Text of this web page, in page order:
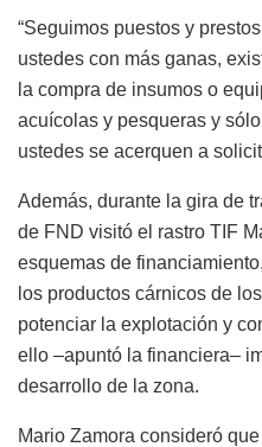
“Seguimos puestos y
ustedes con más ganas,
la compra de insumos o
acuícolas y pesqueras y
ustedes se acerquen a
Además, durante la gira de
de FND visitó el rastro TIF
esquemas de
los productos cárnicos de
potenciar la explotación y
ello –apuntó la financiera–
desarrollo de la zona.
Mario Zamora consideró